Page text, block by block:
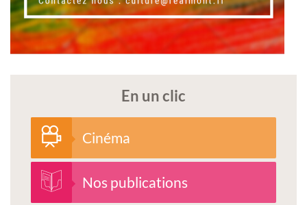
En un clic
Cinéma
Nos publications